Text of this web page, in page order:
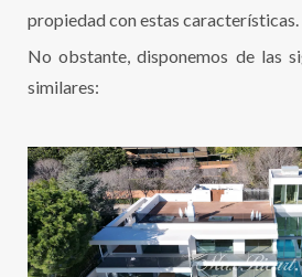
propiedad con estas características.
No obstante, disponemos de las
similares: